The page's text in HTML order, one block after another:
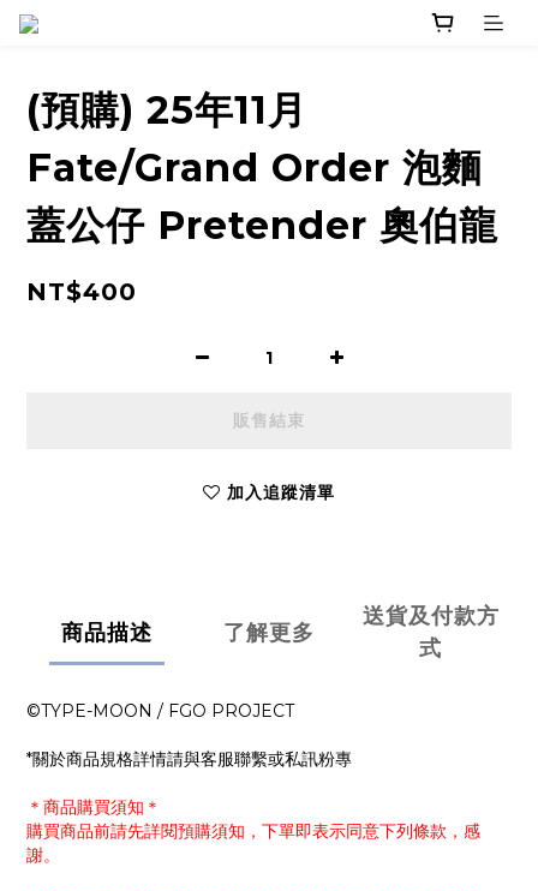
(預購) 25年11月
Fate/Grand Order 泡麵
蓋公仔 Pretender 奧伯龍
NT$400
販售結束
加入追蹤清單
商品描述 了解更多
送貨及付款方
式
©TYPE-MOON / FGO PROJECT
*關於商品規格詳情請與客服聯繫或私訊粉專
＊商品購買須知＊
購買商品前請先詳閱預購須知，下單即表示同意下列條款，感
謝。